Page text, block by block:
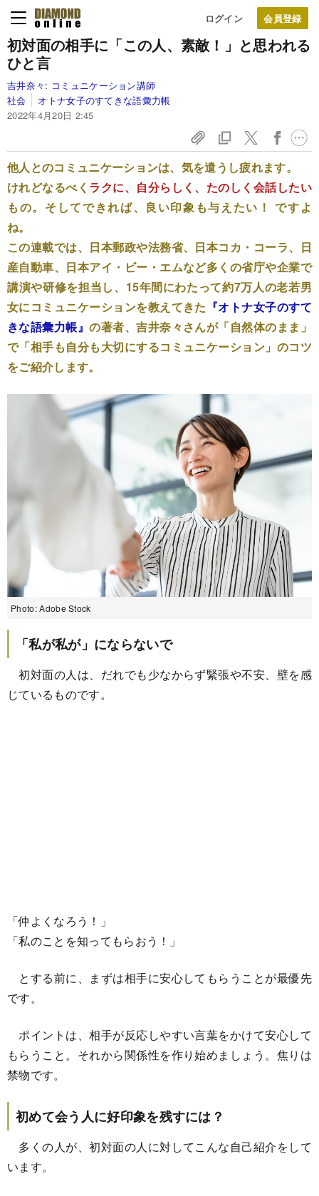
ログイン
初対面の相手に「この人、素敵！」と思われる
ひと言
吉井奈々: コミュニケーション講師
社会
オトナ女子のすてきな語彙力帳
2022年4月20日 2:45
他人とのコミュニケーションは、気を遣うし疲れます。
けれどなるべく ラクに、自分らしく、たのしく会話したい
もの。そしてできれば、良い印象も与えたい！ ですよ
ね。
この連載では、日本郵政や法務省、日本コカ・コーラ、日
産自動車、日本アイ・ビー・エムなど多くの省庁や企業で
講演や研修を担当し、15年間にわたって約7万人の老若男
女にコミュニケーションを教えてきた 『オトナ女子のすて
きな語彙力帳』の著者、吉井奈々さんが「自然体のまま」
で「相手も自分も大切にするコミュニケーション」のコツ
をご紹介します。
Photo: Adobe Stock
「私が私が」にならないで
初対面の人は、だれでも少なからず緊張や不安、壁を感
じているものです。
「仲よくなろう！」
「私のことを知ってもらおう！」
とする前に、まずは相手に安心してもらうことが最優先
です。
ポイントは、相手が反応しやすい言葉をかけて安心して
もらうこと。それから関係性を作り始めましょう。焦りは
禁物です。
初めて会う人に好印象を残すには？
多くの人が、初対面の人に対してこんな自己紹介をして
います。